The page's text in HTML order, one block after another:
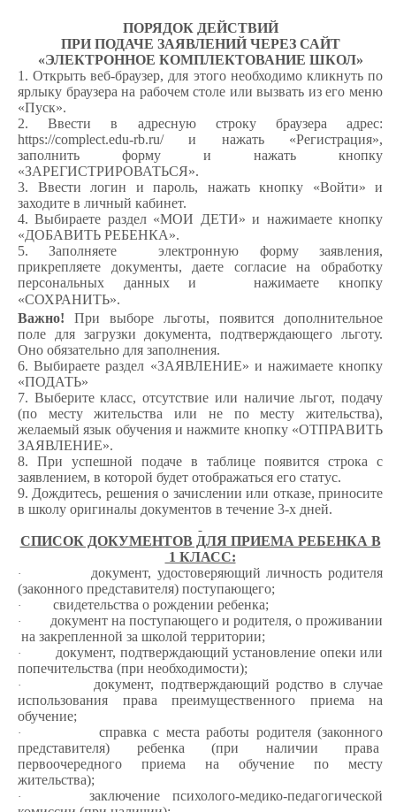
ПОРЯДОК ДЕЙСТВИЙ
ПРИ ПОДАЧЕ ЗАЯВЛЕНИЙ ЧЕРЕЗ САЙТ
«ЭЛЕКТРОННОЕ КОМПЛЕКТОВАНИЕ ШКОЛ»
1. Открыть веб-браузер, для этого необходимо кликнуть по
ярлыку браузера на рабочем столе или вызвать из его меню
«Пуск».
2. Ввести в адресную строку браузера адрес:
https://complect.edu-rb.ru/ и нажать «Регистрация»,
заполнить форму и нажать кнопку
«ЗАРЕГИСТРИРОВАТЬСЯ».
3. Ввести логин и пароль, нажать кнопку «Войти» и
заходите в личный кабинет.
4. Выбираете раздел «МОИ ДЕТИ» и нажимаете кнопку
«ДОБАВИТЬ РЕБЕНКА».
5. Заполняете электронную форму заявления,
прикрепляете документы, даете согласие на обработку
персональных данных и нажимаете кнопку
«СОХРАНИТЬ».
Важно! При выборе льготы, появится дополнительное
поле для загрузки документа, подтверждающего льготу.
Оно обязательно для заполнения.
6. Выбираете раздел «ЗАЯВЛЕНИЕ» и нажимаете кнопку
«ПОДАТЬ»
7. Выберите класс, отсутствие или наличие льгот, подачу
(по месту жительства или не по месту жительства),
желаемый язык обучения и нажмите кнопку «ОТПРАВИТЬ
ЗАЯВЛЕНИЕ».
8. При успешной подаче в таблице появится строка с
заявлением, в которой будет отображаться его статус.
9. Дождитесь, решения о зачислении или отказе, приносите
в школу оригиналы документов в течение 3-х дней.
СПИСОК ДОКУМЕНТОВ ДЛЯ ПРИЕМА РЕБЕНКА В
1 КЛАСС:
·
документ, удостоверяющий личность родителя
(законного представителя) поступающего;
· свидетельства о рождении ребенка;
·
документ на поступающего и родителя, о проживании
на закрепленной за школой территории;
·
документ, подтверждающий установление опеки или
попечительства (при необходимости);
·
документ, подтверждающий родство в случае
использования права преимущественного приема на
обучение;
·
справка с места работы родителя (законного
представителя) ребенка (при наличии права
первоочередного приема на обучение по месту
жительства);
·
заключение психолого-медико-педагогической